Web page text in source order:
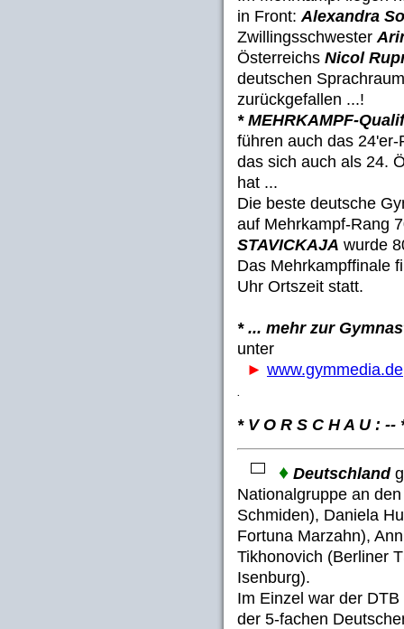
in Front: Alexandra
Zwillingsschwester
Österreichs Nicol
deutschen
zurückgefallen ...!
* MEHRKAMPF-
führen auch das
das sich auch als 24.
hat ...
Die beste deutsche
auf Mehrkampf-Rang
STAVICKAJA wurde
Das Mehrkampffinale
Uhr Ortszeit statt.
* ... mehr zur
unter
► www.gymmedia.de
* V O R S C H A U :
♦ Deutschland
Nationalgruppe an
Schmiden), Daniela
Fortuna Marzahn),
Tikhonovich (Berliner
Isenburg).
Im Einzel war der
der 5-fachen